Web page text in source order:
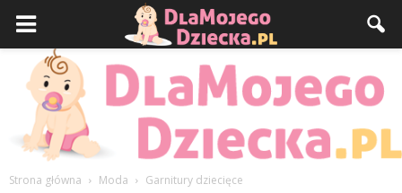
Strona główna Moda Garnitury dziecięce